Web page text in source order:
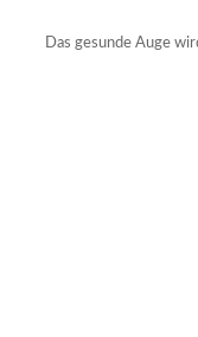
Das gesunde Auge